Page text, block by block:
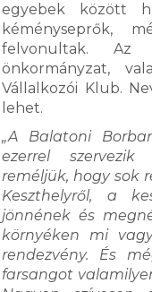
egyebek között
kéményseprők,
felvonultak. Az
önkormányzat,
Vállalkozói Klub.
lehet.
„A Balatoni
ezerrel
reméljük, hogy sok
Keszthelyről, a
jönnének és
környéken mi
rendezvény. És
farsangot